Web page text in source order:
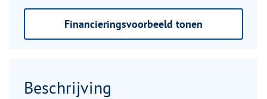
Financieringsvoorbeeld tonen
Beschrijving